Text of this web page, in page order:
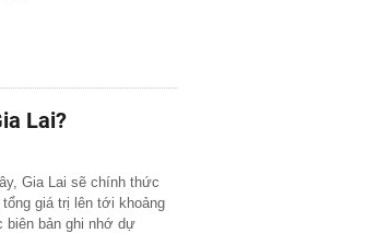
Lai?
Gia Lai sẽ chính thức
giá trị lên tới khoảng
biên bản ghi nhớ dự